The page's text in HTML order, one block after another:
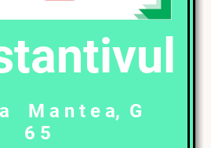
a M a n t e a, G
6 5